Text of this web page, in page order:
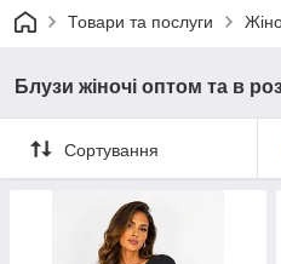
Товари та послуги
Блузи жіночі оптом та в
Сортування